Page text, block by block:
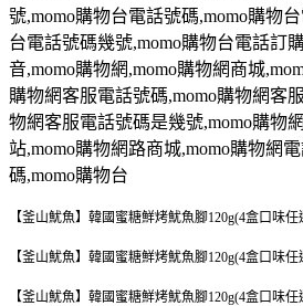
號,momo購物台電話號碼,momo購物
台電話號碼幾號,momo購物台電話訂
音,momo購物網,momo購物網商城
購物網客服電話號碼,momo購物網客
物網客服電話號碼是幾號,momo購物
站,momo購物網路商城,momo購物網
碼,momo購物台
【釜山魷魚】韓國蜜糖鮮烤魷魚腳120g(4盒口味
【釜山魷魚】韓國蜜糖鮮烤魷魚腳120g(4盒口味
【釜山魷魚】韓國蜜糖鮮烤魷魚腳120g(4盒口味